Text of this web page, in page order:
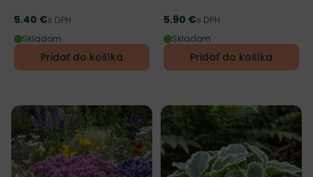
Cena
5.40 €s DPH
Skladom
Pridať do košíka
Cena
5.90 €s DPH
Skladom
Pridať do košíka